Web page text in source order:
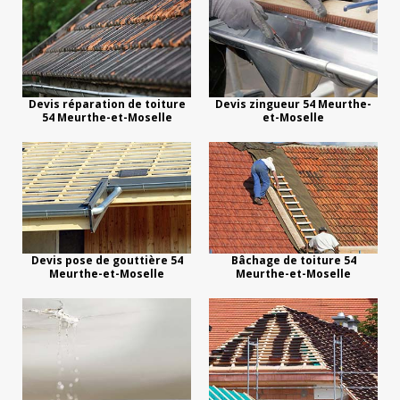
Devis réparation de toiture
54 Meurthe-et-Moselle
Devis zingueur 54 Meurthe-
et-Moselle
Devis pose de gouttière 54
Meurthe-et-Moselle
Bâchage de toiture 54
Meurthe-et-Moselle